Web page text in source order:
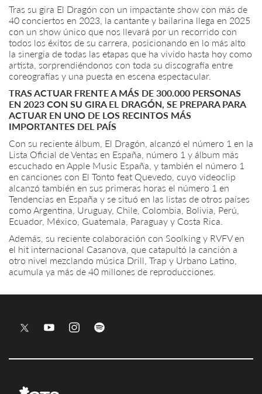
Tras su gira El Dragón con un impactante show con más de
40 conciertos en 2023, la cantante y bailarina llega en 2025
con un show único que nos llevará por un recorrido con
todos los éxitos de su carrera, posicionando en lo más alto
la sinergia de todas las etapas que ha vivido hasta hoy como
artista, sorprendiéndonos con toda su discografía entre
coreografías y una puesta en escena espectacular.
TRAS ACTUAR FRENTE A MÁS DE 300.000 PERSONAS
EN 2023 CON SU GIRA EL DRAGÓN, SE PREPARA PARA
ACTUAR EN UNO DE LOS RECINTOS MÁS
IMPORTANTES DEL PAÍS
Con su reciente álbum, El Dragón, alcanzó el número 1 en la
Lista Oficial de Ventas en España, número 1 y álbum más
escuchado en Apple Music España, y también el número 1
en canciones con El Tonto feat Quevedo, cuyo videoclip
alcanzó también en sus primeras horas el número 1 en
Tendencias en España y se situó en las listas de otros países
como Argentina, Uruguay, Chile, Colombia, Bolivia, Perú,
Ecuador, México, Guatemala, Paraguay y Costa Rica.
Además, su reciente colaboración con Soolking y RVFV en
el hit internacional Casanova, que catapultó la canción a
otro nivel mezclando música Drill, Trap y Urbano Latino,
acumula ya más de 40 millones de reproducciones.